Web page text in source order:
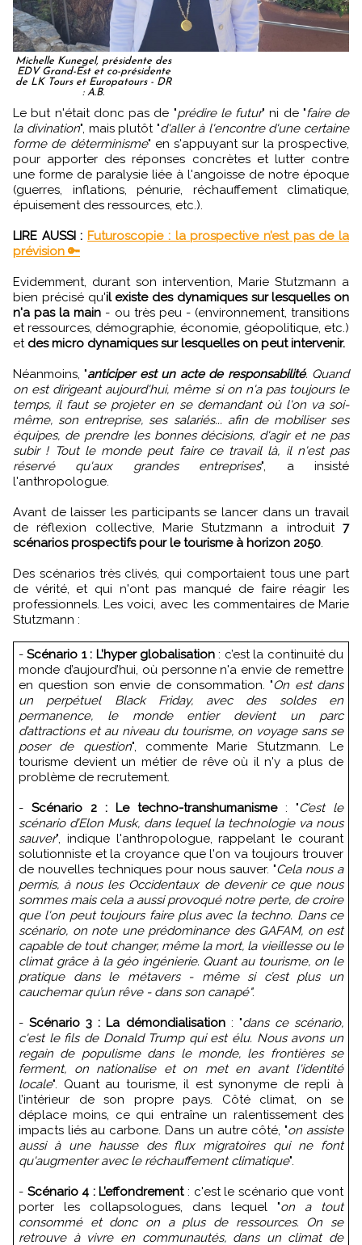
Michelle Kunegel, présidente des
EDV Grand-Est et co-présidente
de LK Tours et Europatours - DR
: A.B.
Le but n'était donc pas de "prédire le futur" ni de "faire de
la divination", mais plutôt "d'aller à l'encontre d'une certaine
forme de déterminisme" en s'appuyant sur la prospective,
pour apporter des réponses concrètes et lutter contre
une forme de paralysie liée à l'angoisse de notre époque
(guerres, inflations, pénurie, réchauffement climatique,
épuisement des ressources, etc.).
LIRE AUSSI : Futuroscopie : la prospective n’est pas de la
prévision 🔑
Evidemment, durant son intervention, Marie Stutzmann a
bien précisé qu'il existe des dynamiques sur lesquelles on
n'a pas la main - ou très peu - (environnement, transitions
et ressources, démographie, économie, géopolitique, etc.)
et des micro dynamiques sur lesquelles on peut intervenir.
Néanmoins, "anticiper est un acte de responsabilité. Quand
on est dirigeant aujourd'hui, même si on n'a pas toujours le
temps, il faut se projeter en se demandant où l'on va soi-
même, son entreprise, ses salariés... afin de mobiliser ses
équipes, de prendre les bonnes décisions, d'agir et ne pas
subir ! Tout le monde peut faire ce travail là, il n'est pas
réservé qu'aux grandes entreprises", a insisté
l'anthropologue.
Avant de laisser les participants se lancer dans un travail
de réflexion collective, Marie Stutzmann a introduit 7
scénarios prospectifs pour le tourisme à horizon 2050.
Des scénarios très clivés, qui comportaient tous une part
de vérité, et qui n'ont pas manqué de faire réagir les
professionnels. Les voici, avec les commentaires de Marie
Stutzmann :
-Scénario 1 : L’hyper globalisation : c’est la continuité du
monde d’aujourd’hui, où personne n'a envie de remettre
en question son envie de consommation. "On est dans
un perpétuel Black Friday, avec des soldes en
permanence, le monde entier devient un parc
d’attractions et au niveau du tourisme, on voyage sans se
poser de question", commente Marie Stutzmann. Le
tourisme devient un métier de rêve où il n'y a plus de
problème de recrutement.
- Scénario 2 : Le techno-transhumanisme: "C’est le
scénario d’Elon Musk, dans lequel la technologie va nous
sauver", indique l'anthropologue, rappelant le courant
solutionniste et la croyance que l'on va toujours trouver
de nouvelles techniques pour nous sauver. "Cela nous a
permis, à nous les Occidentaux de devenir ce que nous
sommes mais cela a aussi provoqué notre perte, de croire
que l'on peut toujours faire plus avec la techno. Dans ce
scénario, on note une prédominance des GAFAM, on est
capable de tout changer, même la mort, la vieillesse ou le
climat grâce à la géo ingénierie. Quant au tourisme, on le
pratique dans le métavers - même si c’est plus un
cauchemar qu’un rêve - dans son canapé".
-Scénario 3 : La démondialisation: "dans ce scénario,
c'est le fils de Donald Trump qui est élu. Nous avons un
regain de populisme dans le monde, les frontières se
ferment, on nationalise et on met en avant l'identité
locale". Quant au tourisme, il est synonyme de repli à
l’intérieur de son propre pays. Côté climat, on se
déplace moins, ce qui entraîne un ralentissement des
impacts liés au carbone. Dans un autre côté, "on assiste
aussi à une hausse des flux migratoires qui ne font
qu'augmenter avec le réchauffement climatique".
- Scénario 4 : L’effondrement: c'est le scénario que vont
porter les collapsologues, dans lequel "on a tout
consommé et donc on a plus de ressources. On se
retrouve à vivre en communautés, dans un climat de